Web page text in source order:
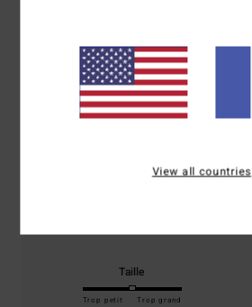
4.0
Taille
Trop petit Trop grand
View all countries